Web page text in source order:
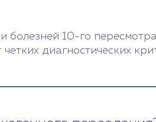
10-го
диагностических